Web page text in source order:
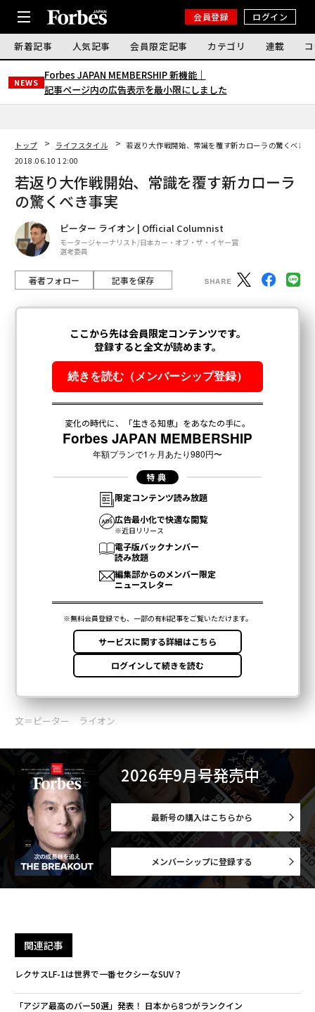
会員登録 ログイン
新着記事 人気記事 会員限定記事 カテゴリ 連載
NEWS
Forbes JAPAN MEMBERSHIP 新機能｜
記事ページ内の広告表示を最小限にしました
トップ ライフスタイル
若返り大作戦開始、常識を覆す新カローラの驚くべき事
2018.06.10 12:00
若返り大作戦開始、常識を覆す新カローラ
の驚くべき事実
ピーター ライオン | Official Columnist
モータージャーナリスト/日本カー・オブ・ザ・イヤー賞
選考委員
著者フォロー 記事を保存
文＝ピーター ライオン
2026年9月号発売中
最新号の購入はこちらから
メンバーシップに登録する
関連記事
レクサスLF-1は世界で一番セクシーなSUV？
「アジア最高のバー50選」発表！ 日本から8つがランクイン